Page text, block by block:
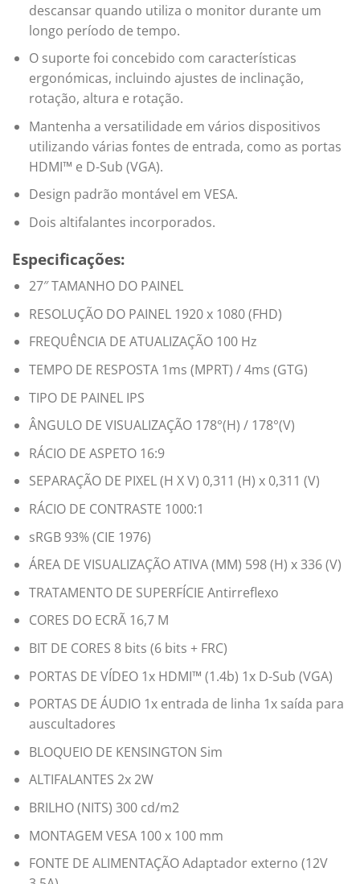
descansar quando utiliza o monitor durante um
longo período de tempo.
O suporte foi concebido com características
ergonómicas, incluindo ajustes de inclinação,
rotação, altura e rotação.
Mantenha a versatilidade em vários dispositivos
utilizando várias fontes de entrada, como as portas
HDMI™ e D-Sub (VGA).
Design padrão montável em VESA.
Dois altifalantes incorporados.
Especificações:
27″ TAMANHO DO PAINEL
RESOLUÇÃO DO PAINEL 1920 x 1080 (FHD)
FREQUÊNCIA DE ATUALIZAÇÃO 100 Hz
TEMPO DE RESPOSTA 1ms (MPRT) / 4ms (GTG)
TIPO DE PAINEL IPS
ÂNGULO DE VISUALIZAÇÃO 178°(H) / 178°(V)
RÁCIO DE ASPETO 16:9
SEPARAÇÃO DE PIXEL (H X V) 0,311 (H) x 0,311 (V)
RÁCIO DE CONTRASTE 1000:1
sRGB 93% (CIE 1976)
ÁREA DE VISUALIZAÇÃO ATIVA (MM) 598 (H) x 336 (V)
TRATAMENTO DE SUPERFÍCIE Antirreflexo
CORES DO ECRÃ 16,7 M
BIT DE CORES 8 bits (6 bits + FRC)
PORTAS DE VÍDEO 1x HDMI™ (1.4b) 1x D-Sub (VGA)
PORTAS DE ÁUDIO 1x entrada de linha 1x saída para
auscultadores
BLOQUEIO DE KENSINGTON Sim
ALTIFALANTES 2x 2W
BRILHO (NITS) 300 cd/m2
MONTAGEM VESA 100 x 100 mm
FONTE DE ALIMENTAÇÃO Adaptador externo (12V